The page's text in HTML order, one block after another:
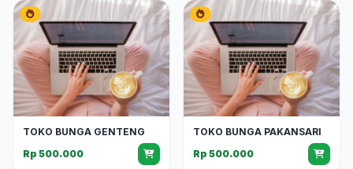
TOKO BUNGA GENTENG
Rp 500.000
TOKO BUNGA PAKANSARI
Rp 500.000